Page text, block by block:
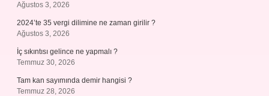
Ağustos 3, 2026
2024’te 35 vergi dilimine ne zaman girilir ?
Ağustos 3, 2026
İç sıkıntısı gelince ne yapmalı ?
Temmuz 30, 2026
Tam kan sayımında demir hangisi ?
Temmuz 28, 2026